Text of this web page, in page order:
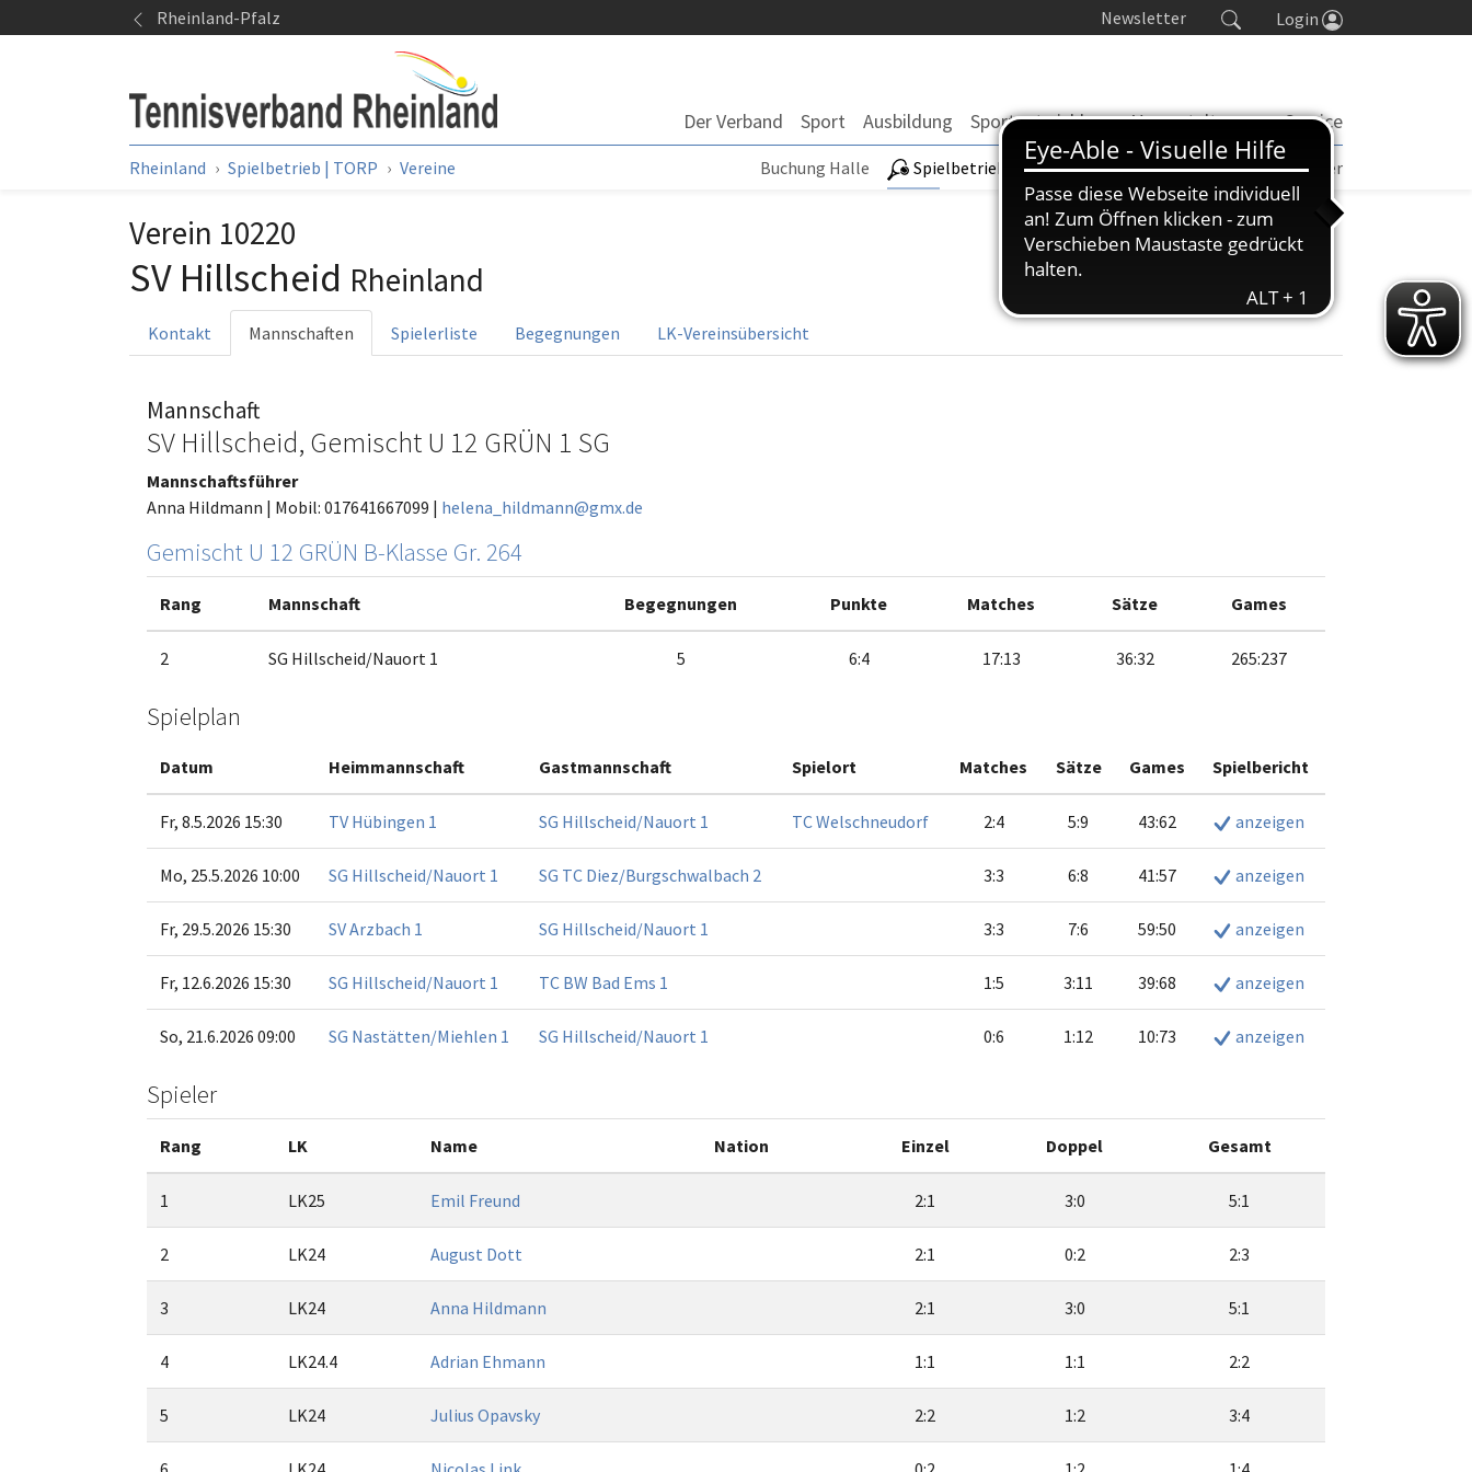
Springe zum SeiteninhaltRheinland-Pfalz Newsletter Login
Der Verband Sport Ausbildung Sportentwicklung Veranstaltungen Service
Buchung Halle Spielbetrieb | TORP Turniere Seminarkalender
Sie sind hier:
Rheinland Spielbetrieb | TORP Vereine
Verein 10220
SV Hillscheid Rheinland
Kontakt Mannschaften Spielerliste Begegnungen LK-Vereinsübersicht
Mannschaft
SV Hillscheid, Gemischt U 12 GRÜN 1 SG
Mannschaftsführer
Anna Hildmann | Mobil: 017641667099 | helena_hildmann@gmx.de
Gemischt U 12 GRÜN B-Klasse Gr. 264
Rang Mannschaft Begegnungen Punkte Matches Sätze Games
2 SG Hillscheid/Nauort 1 5 6:4 17:13 36:32 265:237
Spielplan
Datum Heimmannschaft Gastmannschaft Spielort Matches Sätze Games Spielbericht
Fr, 8.5.2026 15:30 TV Hübingen 1 SG Hillscheid/Nauort 1 TC Welschneudorf 2:4 5:9 43:62 anzeigen
Mo, 25.5.2026 10:00 SG Hillscheid/Nauort 1 SG TC Diez/Burgschwalbach 2 3:3 6:8 41:57 anzeigen
Fr, 29.5.2026 15:30 SV Arzbach 1 SG Hillscheid/Nauort 1 3:3 7:6 59:50 anzeigen
Fr, 12.6.2026 15:30 SG Hillscheid/Nauort 1 TC BW Bad Ems 1 1:5 3:11 39:68 anzeigen
So, 21.6.2026 09:00 SG Nastätten/Miehlen 1 SG Hillscheid/Nauort 1 0:6 1:12 10:73 anzeigen
Spieler
Rang LK Name Nation Einzel Doppel Gesamt
1 LK25 Emil Freund 2:1 3:0 5:1
2 LK24 August Dott 2:1 0:2 2:3
3 LK24 Anna Hildmann 2:1 3:0 5:1
4 LK24.4 Adrian Ehmann 1:1 1:1 2:2
5 LK24 Julius Opavsky 2:2 1:2 3:4